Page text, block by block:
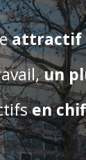
attractif
un
en